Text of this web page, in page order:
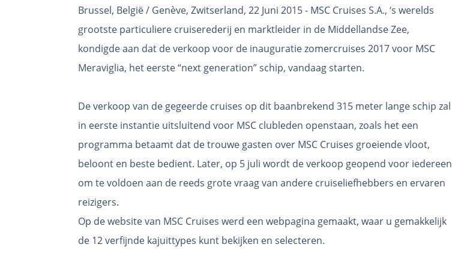
Brussel, België / Genève, Zwitserland, 22 Juni 2015 - MSC Cruises S.A., ‘s werelds
grootste particuliere cruiserederij en marktleider in de Middellandse Zee,
kondigde aan dat de verkoop voor de inauguratie zomercruises 2017 voor MSC
Meraviglia, het eerste “next generation” schip, vandaag starten.
De verkoop van de gegeerde cruises op dit baanbrekend 315 meter lange schip zal
in eerste instantie uitsluitend voor MSC clubleden openstaan, zoals het een
programma betaamt dat de trouwe gasten over MSC Cruises groeiende vloot,
beloont en beste bedient. Later, op 5 juli wordt de verkoop geopend voor iedereen
om te voldoen aan de reeds grote vraag van andere cruiseliefhebbers en ervaren
reizigers.
Op de website van MSC Cruises werd een webpagina gemaakt, waar u gemakkelijk
de 12 verfijnde kajuittypes kunt bekijken en selecteren.